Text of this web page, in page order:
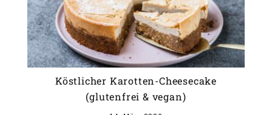
Köstlicher Karotten-Cheesecake
(glutenfrei & vegan)